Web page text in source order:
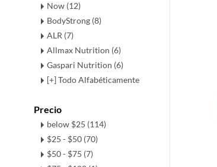
Now (12)
BodyStrong (8)
ALR (7)
Allmax Nutrition (6)
Gaspari Nutrition (6)
[+] Todo Alfabéticamente
Precio
below $25 (114)
$25 - $50 (70)
$50 - $75 (7)